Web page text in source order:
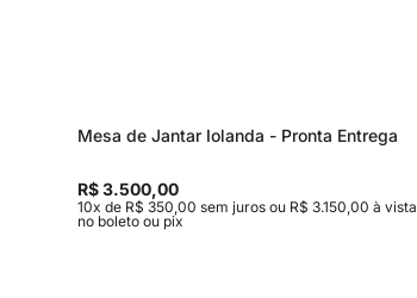
Mesa de Jantar Iolanda - Pronta Entrega
R$ 3.500,00
10x de R$ 350,00 sem juros ou R$ 3.150,00 à vista
no boleto ou pix